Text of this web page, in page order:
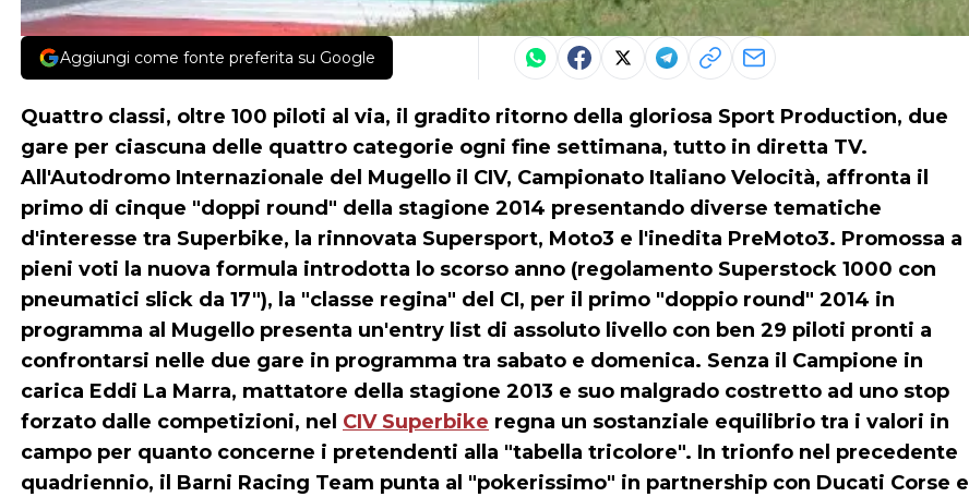
Aggiungi come fonte preferita su Google
Quattro classi, oltre 100 piloti al via, il gradito ritorno della gloriosa Sport Production, due
gare per ciascuna delle quattro categorie ogni fine settimana, tutto in diretta TV.
All'Autodromo Internazionale del Mugello il CIV, Campionato Italiano Velocità, affronta il
primo di cinque "doppi round" della stagione 2014 presentando diverse tematiche
d'interesse tra Superbike, la rinnovata Supersport, Moto3 e l'inedita PreMoto3. Promossa a
pieni voti la nuova formula introdotta lo scorso anno (regolamento Superstock 1000 con
pneumatici slick da 17"), la "classe regina" del CI, per il primo "doppio round" 2014 in
programma al Mugello presenta un'entry list di assoluto livello con ben 29 piloti pronti a
confrontarsi nelle due gare in programma tra sabato e domenica. Senza il Campione in
carica Eddi La Marra, mattatore della stagione 2013 e suo malgrado costretto ad uno stop
forzato dalle competizioni, nel CIV Superbike regna un sostanziale equilibrio tra i valori in
campo per quanto concerne i pretendenti alla "tabella tricolore". In trionfo nel precedente
quadriennio, il Barni Racing Team punta al "pokerissimo" in partnership con Ducati Corse e